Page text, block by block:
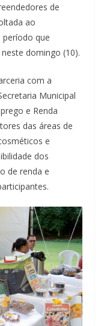
de
ao
que
domingo (10).
com a
Municipal
e Renda
das áreas de
e
dos
de renda e